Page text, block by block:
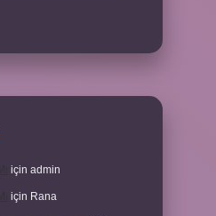
için admin
için Rana